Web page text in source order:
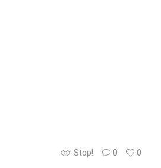
Stop! 0 0